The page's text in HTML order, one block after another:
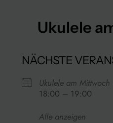
Ukulele
NÄCHSTE
Ukulele am Mittwoch
18:00 – 19:00
Alle anzeigen